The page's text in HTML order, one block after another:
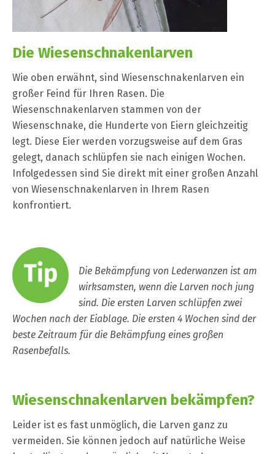
Die Wiesenschnakenlarven
Wie oben erwähnt, sind Wiesenschnakenlarven ein
großer Feind für Ihren Rasen. Die
Wiesenschnakenlarven stammen von der
Wiesenschnake, die Hunderte von Eiern gleichzeitig
legt. Diese Eier werden vorzugsweise auf dem Gras
gelegt, danach schlüpfen sie nach einigen Wochen.
Infolgedessen sind Sie direkt mit einer großen Anzahl
von Wiesenschnakenlarven in Ihrem Rasen
konfrontiert.
Die Bekämpfung von Lederwanzen ist am
wirksamsten, wenn die Larven noch jung
sind. Die ersten Larven schlüpfen zwei
Wochen nach der Eiablage. Die ersten 4 Wochen sind der
beste Zeitraum für die Bekämpfung eines großen
Rasenbefalls.
Wiesenschnakenlarven bekämpfen?
Leider ist es fast unmöglich, die Larven ganz zu
vermeiden. Sie können jedoch auf natürliche Weise